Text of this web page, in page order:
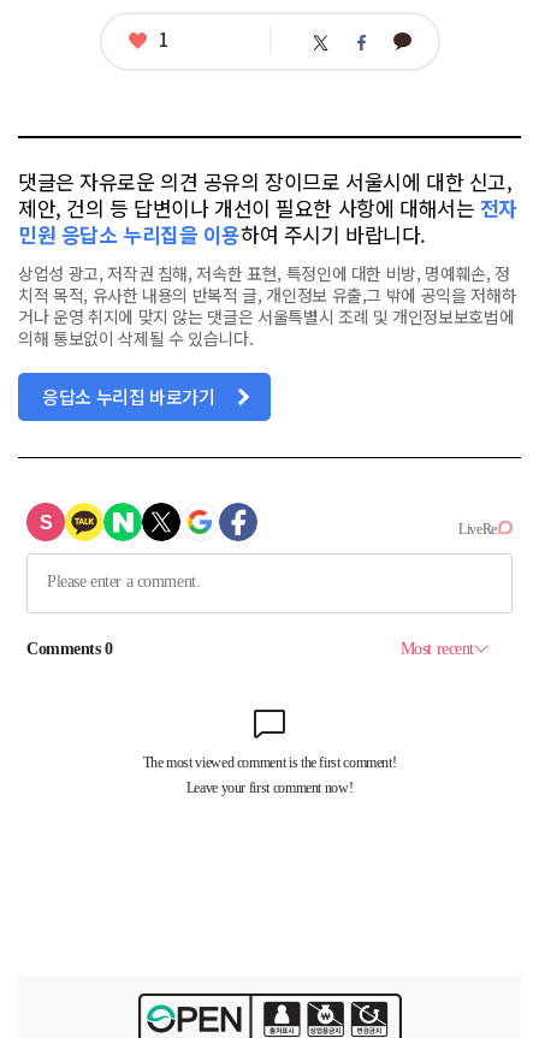
좋1 트 페 카
댓글은 자유로운 의견 공유의 장이므로 서울시에 대한 신고,
제안, 건의 등 답변이나 개선이 필요한 사항에 대해서는 전자
민원 응답소 누리집을 이용하여 주시기 바랍니다.
상업성 광고, 저작권 침해, 저속한 표현, 특정인에 대한 비방, 명예훼손, 정
치적 목적, 유사한 내용의 반복적 글, 개인정보 유출,그 밖에 공익을 저해하
거나 운영 취지에 맞지 않는 댓글은 서울특별시 조례 및 개인정보보호법에
의해 통보없이 삭제될 수 있습니다.
응답소 누리집 바로가기